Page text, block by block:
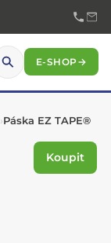
E-SHOP→
›Páska EZ TAPE®
Koupit